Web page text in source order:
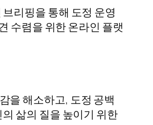
리핑을 통해 도정 운영
수렴을 위한 온라인 플랫
을 해소하고, 도정 공백
삶의 질을 높이기 위한